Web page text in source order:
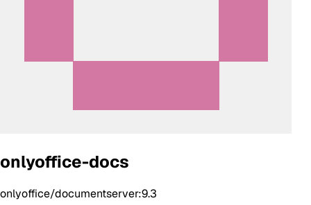
onlyoffice-docs
onlyoffice/documentserver:9.3